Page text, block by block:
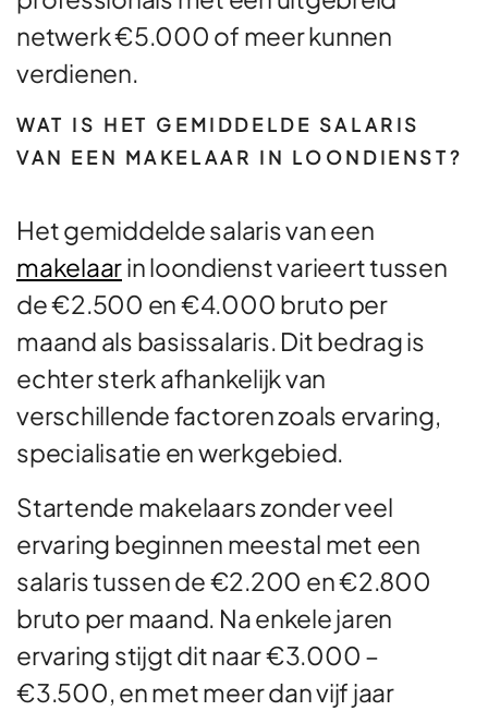
netwerk €5.000 of meer kunnen
verdienen.
WAT IS HET GEMIDDELDE SALARIS
VAN EEN MAKELAAR IN LOONDIENST?
Het gemiddelde salaris van een
makelaarin loondienst varieert tussen
de €2.500 en €4.000 bruto per
maand als basissalaris. Dit bedrag is
echter sterk afhankelijk van
verschillende factoren zoals ervaring,
specialisatie en werkgebied.
Startende makelaars zonder veel
ervaring beginnen meestal met een
salaris tussen de €2.200 en €2.800
bruto per maand. Na enkele jaren
ervaring stijgt dit naar €3.000 –
€3.500, en met meer dan vijf jaar